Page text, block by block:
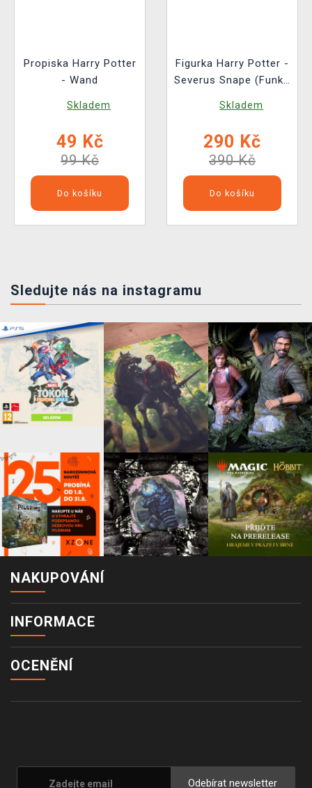
Propiska Harry Potter
- Wand
Skladem
49 Kč
99 Kč
Do košíku
Figurka Harry Potter -
Severus Snape (Funko
195)
Skladem
290 Kč
390 Kč
Do košíku
Sledujte nás na instagramu
NAKUPOVÁNÍ
INFORMACE
OCENĚNÍ
Odebírat newsletter